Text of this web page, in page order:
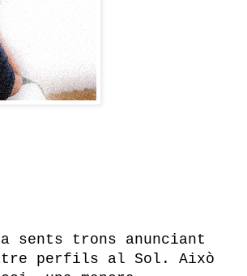
sents trons anunciant
perfils al Sol. Això